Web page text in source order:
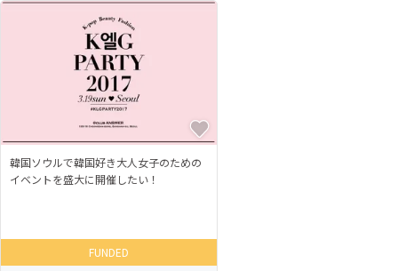
韓国ソウルで韓国好き大人女子のための
イベントを盛大に開催したい！
FUNDED